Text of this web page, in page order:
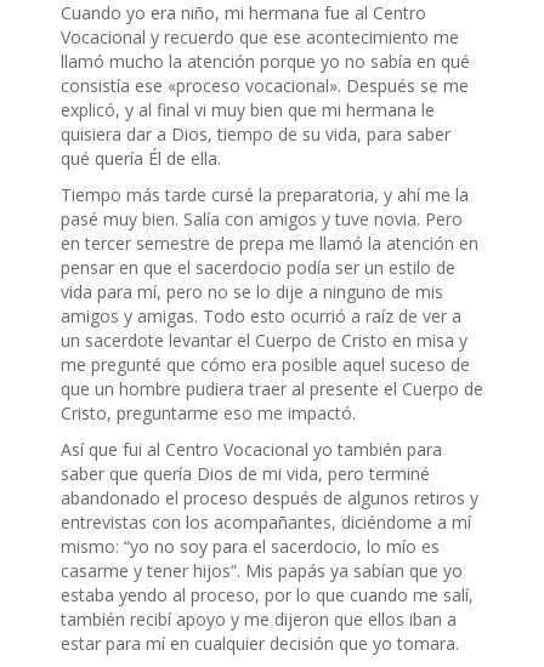
Cuando yo era niño, mi hermana fue al Centro
Vocacional y recuerdo que ese acontecimiento me
llamó mucho la atención porque yo no sabía en qué
consistía ese «proceso vocacional». Después se me
explicó, y al final vi muy bien que mi hermana le
quisiera dar a Dios, tiempo de su vida, para saber
qué quería Él de ella.
Tiempo más tarde cursé la preparatoria, y ahí me la
pasé muy bien. Salía con amigos y tuve novia. Pero
en tercer semestre de prepa me llamó la atención en
pensar en que el sacerdocio podía ser un estilo de
vida para mí, pero no se lo dije a ninguno de mis
amigos y amigas. Todo esto ocurrió a raíz de ver a
un sacerdote levantar el Cuerpo de Cristo en misa y
me pregunté que cómo era posible aquel suceso de
que un hombre pudiera traer al presente el Cuerpo de
Cristo, preguntarme eso me impactó.
Así que fui al Centro Vocacional yo también para
saber que quería Dios de mi vida, pero terminé
abandonado el proceso después de algunos retiros y
entrevistas con los acompañantes, diciéndome a mí
mismo: “yo no soy para el sacerdocio, lo mío es
casarme y tener hijos”. Mis papás ya sabían que yo
estaba yendo al proceso, por lo que cuando me salí,
también recibí apoyo y me dijeron que ellos iban a
estar para mí en cualquier decisión que yo tomara.